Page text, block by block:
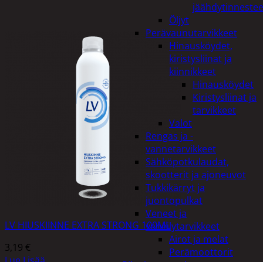
Öljyt
Perävaunutarvikkeet
Hinausköydet,
kiristysliinat ja
kiinnikkeet
Hinausköydet
Kiristysliinat ja
tarvikkeet
Valot
Rengas ja -
vannetarvikkeet
Sähköpotkulaudat,
skootterit ja ajoneuvot
Tukkikärryt ja
juontopulkat
Veneet ja
veneilytarvikkeet
Airot ja melat
Perämoottorit
LV HIUSKIINNE EXTRA STRONG 100ML
3,19 €